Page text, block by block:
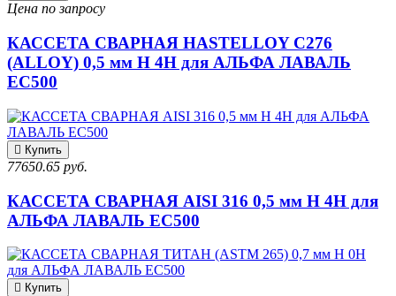
Цена по запросу
КАССЕТА СВАРНАЯ HASTELLOY C276
(ALLOY) 0,5 мм H 4H для АЛЬФА ЛАВАЛЬ
EC500
Купить
77650.65 руб.
КАССЕТА СВАРНАЯ AISI 316 0,5 мм H 4H для
АЛЬФА ЛАВАЛЬ EC500
Купить